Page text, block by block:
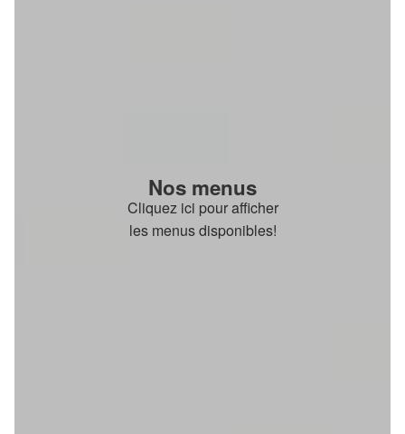
Nos menus
Cliquez ici pour afficher
les menus disponibles!